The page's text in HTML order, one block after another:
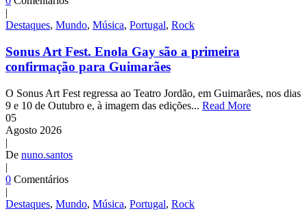
|
Destaques, Mundo, Música, Portugal, Rock
Sonus Art Fest. Enola Gay são a primeira
confirmação para Guimarães
O Sonus Art Fest regressa ao Teatro Jordão, em Guimarães, nos dias
9 e 10 de Outubro e, à imagem das edições... Read More
05
Agosto 2026
|
De nuno.santos
|
0 Comentários
|
Destaques, Mundo, Música, Portugal, Rock